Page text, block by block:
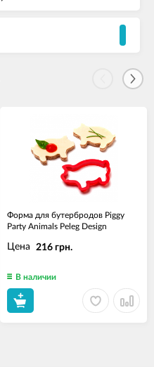
Форма для бутербродов Piggy
Party Animals Peleg Design
Цена 216 грн.
В наличии